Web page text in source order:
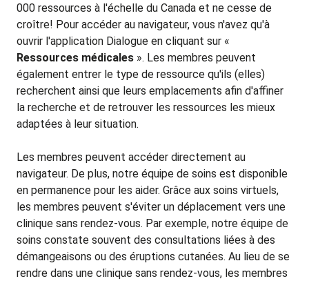
000 ressources à l'échelle du Canada et ne cesse de
croître! Pour accéder au navigateur, vous n'avez qu'à
ouvrir l'application Dialogue en cliquant sur «
Ressources médicales ». Les membres peuvent
également entrer le type de ressource qu'ils (elles)
recherchent ainsi que leurs emplacements afin d'affiner
la recherche et de retrouver les ressources les mieux
adaptées à leur situation.
Les membres peuvent accéder directement au
navigateur. De plus, notre équipe de soins est disponible
en permanence pour les aider. Grâce aux soins virtuels,
les membres peuvent s'éviter un déplacement vers une
clinique sans rendez-vous. Par exemple, notre équipe de
soins constate souvent des consultations liées à des
démangeaisons ou des éruptions cutanées. Au lieu de se
rendre dans une clinique sans rendez-vous, les membres